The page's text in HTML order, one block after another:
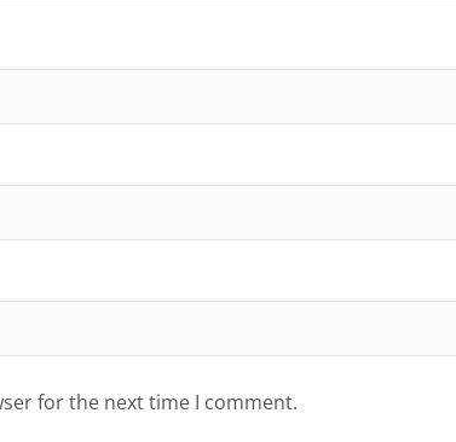
for the next time I comment.